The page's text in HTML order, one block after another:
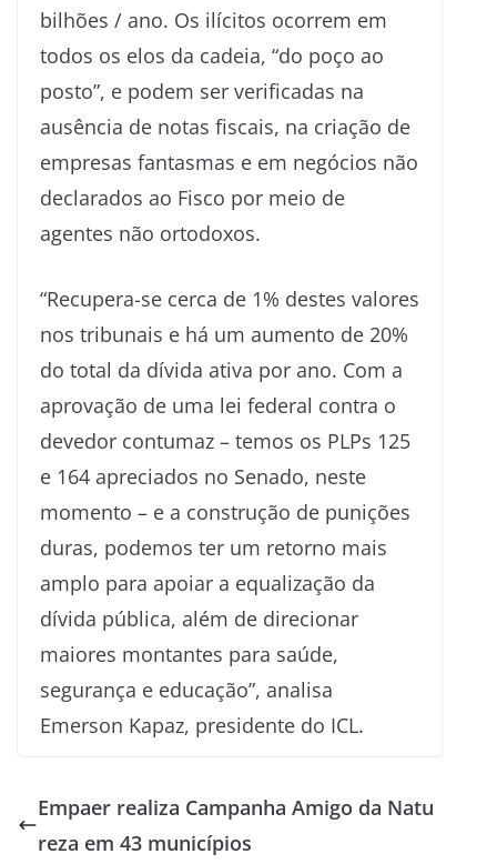
bilhões / ano. Os ilícitos ocorrem em
todos os elos da cadeia, “do poço ao
posto”, e podem ser verificadas na
ausência de notas fiscais, na criação de
empresas fantasmas e em negócios não
declarados ao Fisco por meio de
agentes não ortodoxos.
“Recupera-se cerca de 1% destes valores
nos tribunais e há um aumento de 20%
do total da dívida ativa por ano. Com a
aprovação de uma lei federal contra o
devedor contumaz – temos os PLPs 125
e 164 apreciados no Senado, neste
momento – e a construção de punições
duras, podemos ter um retorno mais
amplo para apoiar a equalização da
dívida pública, além de direcionar
maiores montantes para saúde,
segurança e educação”, analisa
Emerson Kapaz, presidente do ICL.
Empaer realiza Campanha Amigo da Natu
reza em 43 municípios